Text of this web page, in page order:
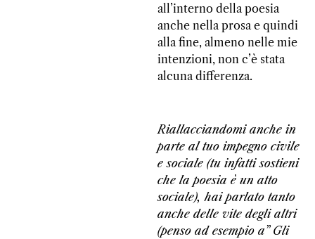
all’interno della poesia
anche nella prosa e quindi
alla fine, almeno nelle mie
intenzioni, non c’è stata
alcuna differenza.
Riallacciandomi anche in
parte al tuo impegno civile
e sociale (tu infatti sostieni
che la poesia è un atto
sociale), hai parlato tanto
anche delle vite degli altri
(penso ad esempio a” Gli